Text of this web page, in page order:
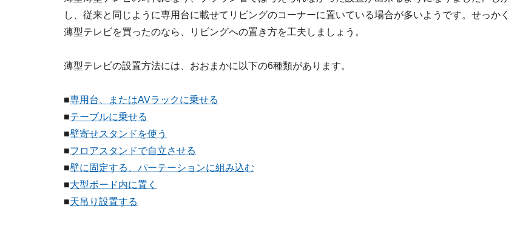
し、従来と同じように専用台に載せてリビングのコーナーに置いている場合が多いようです。せっかく
薄型テレビを買ったのなら、リビングへの置き方を工夫しましょう。
薄型テレビの設置方法には、おおまかに以下の6種類があります。
■専用台、またはAVラックに乗せる
■テーブルに乗せる
■壁寄せスタンドを使う
■フロアスタンドで自立させる
■壁に固定する、パーテーションに組み込む
■大型ボード内に置く
■天吊り設置する